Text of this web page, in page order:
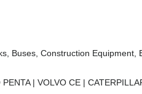
Buses, Construction
| VOLVO CE |